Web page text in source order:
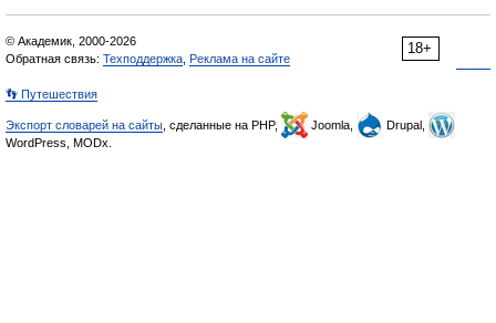
18+
© Академик, 2000-2026
Обратная связь: Техподдержка Реклама на сайте
👣 Путешествия
Экспорт словарей на сайты , сделанные на PHP, Joomla,
Drupal,
WordPress, MODx.